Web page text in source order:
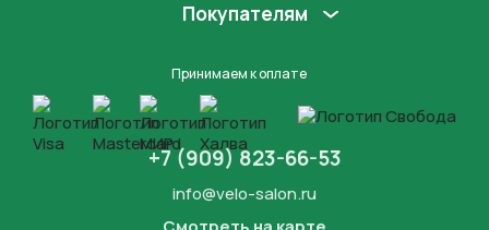
Покупателям
Принимаем к оплате
+7 (909) 823-66-53
info@velo-salon.ru